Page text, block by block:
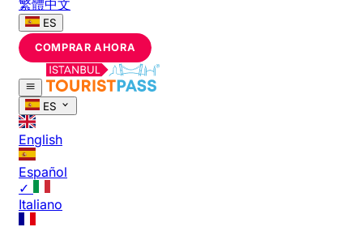
繁體中文
ES
COMPRAR AHORA
ES
English
Español
✓
Italiano